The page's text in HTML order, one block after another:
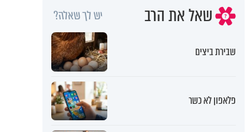
שאל את הרב יש לך שאלה?
שבירת ביצים
פלאפון לא כשר